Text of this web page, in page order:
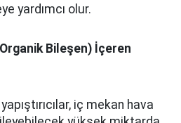
yardımcı olur.
Bileşen) İçeren
iç mekan hava